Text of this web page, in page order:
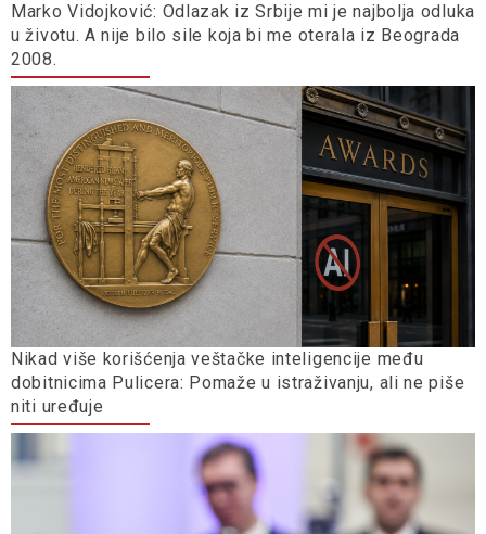
Marko Vidojković: Odlazak iz Srbije mi je najbolja odluka
u životu. A nije bilo sile koja bi me oterala iz Beograda
2008.
Nikad više korišćenja veštačke inteligencije među
dobitnicima Pulicera: Pomaže u istraživanju, ali ne piše
niti uređuje